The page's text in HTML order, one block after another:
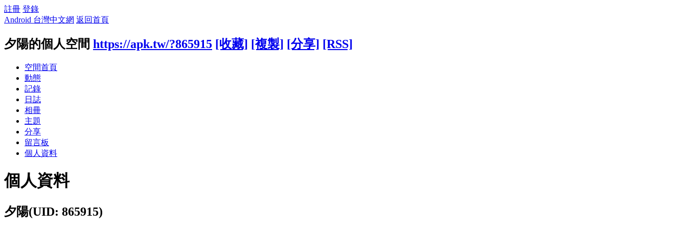
註冊 登錄
Android 台灣中文網 返回首頁
夕陽的個人空間 https://apk.tw/?865915 [收藏] [複製] [分享] [RSS]
空間首頁
動態
記錄
日誌
相冊
主題
分享
留言板
個人資料
個人資料
夕陽(UID: 865915)